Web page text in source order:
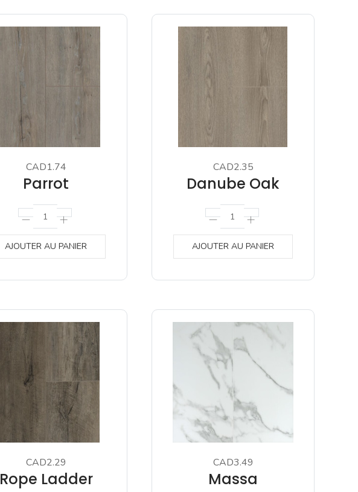
CAD1.74
Parrot
AJOUTER AU PANIER
CAD2.35
Danube Oak
AJOUTER AU PANIER
CAD2.29
Rope Ladder
CAD3.49
Massa